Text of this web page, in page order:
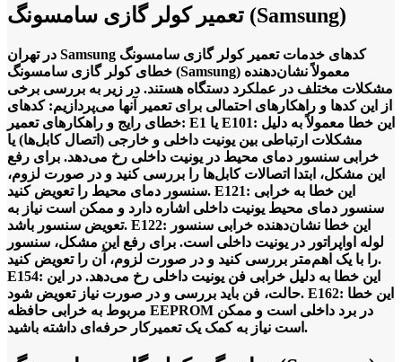
تعمیر کولر گازی سامسونگ (Samsung)
‫خدمات تعمیر کولر گازی سامسونگ Samsung در تهران‬‎ کدهای
خطای کولر گازی سامسونگ (Samsung) معمولاً نشان‌دهنده
مشکلات مختلف در عملکرد دستگاه هستند. در زیر به بررسی برخی
از این کدها و راهکارهای احتمالی برای تعمیر آنها می‌پردازیم: کدهای
خطای رایج و راهکارهای تعمیر: E1 یا E101: این خطا معمولاً به دلیل
مشکلات ارتباطی بین یونیت داخلی و خارجی (اتصال کابل‌ها) یا
خرابی سنسور دمای محیط در یونیت داخلی رخ می‌دهد. برای رفع
این مشکل، ابتدا اتصالات کابل‌ها را بررسی کنید و در صورت لزوم،
سنسور دمای محیط را تعویض کنید. E121: این خطا به خرابی
سنسور دمای محیط یونیت داخلی اشاره دارد و ممکن است نیاز به
تعویض سنسور باشد. E122: این خطا نشان‌دهنده خرابی سنسور
لوله اواپراتور در یونیت داخلی است. برای رفع این مشکل، سنسور
را با یک اهم‌متر بررسی کنید و در صورت لزوم، آن را تعویض کنید.
E154: این خطا به دلیل خرابی فن یونیت داخلی رخ می‌دهد. در این
حالت، فن باید بررسی و در صورت نیاز تعویض شود. E162: این خطا
مربوط به خرابی حافظه EEPROM در برد داخلی است و ممکن
است نیاز به کمک یک تعمیرکار حرفه‌ای داشته باشید.